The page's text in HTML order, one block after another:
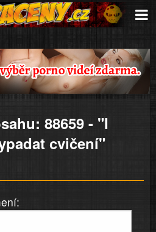
88659 - "I
cvičení"